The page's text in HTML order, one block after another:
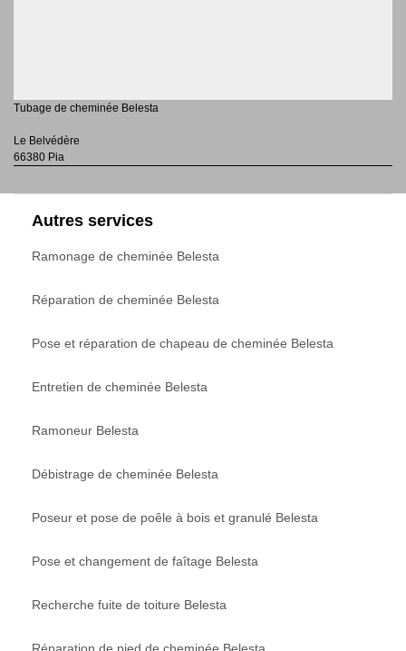
Tubage de cheminée Belesta
Le Belvédère
66380 Pia
Autres services
Ramonage de cheminée Belesta
Réparation de cheminée Belesta
Pose et réparation de chapeau de cheminée Belesta
Entretien de cheminée Belesta
Ramoneur Belesta
Débistrage de cheminée Belesta
Poseur et pose de poêle à bois et granulé Belesta
Pose et changement de faîtage Belesta
Recherche fuite de toiture Belesta
Réparation de pied de cheminée Belesta